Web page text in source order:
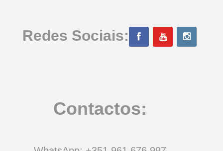
Redes Sociais:
Contactos: